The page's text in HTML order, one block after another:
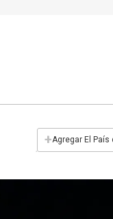
+Agregar El País